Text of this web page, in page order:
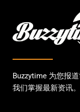
Buzzytime 为您报
我们掌握最新资讯。